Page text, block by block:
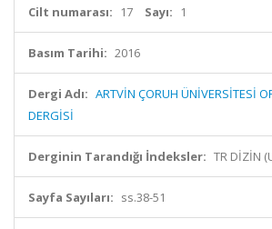
Cilt numarası: 17 Sayı: 1
Basım Tarihi: 2016
Dergi Adı: ARTVİN ÇORUH ÜNİVERSİTESİ
DERGİSİ
Derginin Tarandığı İndeksler: TR DİZİN
Sayfa Sayıları: ss.38-51